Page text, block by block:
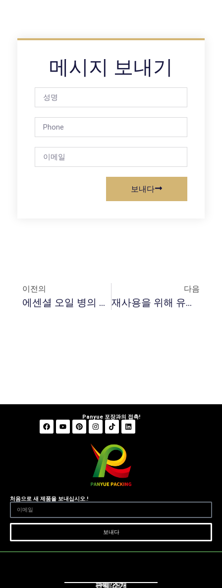
메시지 보내기
보내다
이전의
에센셜 오일 병의 색상을 선택하는 방법?
다음
재사용을 위해 유리 에센셜 오일 병에서 라벨을 청소하는 방법
Panyue 포장과의 접촉!
처음으로 새 제품을 보내십시오.!
보내다
판웨 소개
판웨 캄파니